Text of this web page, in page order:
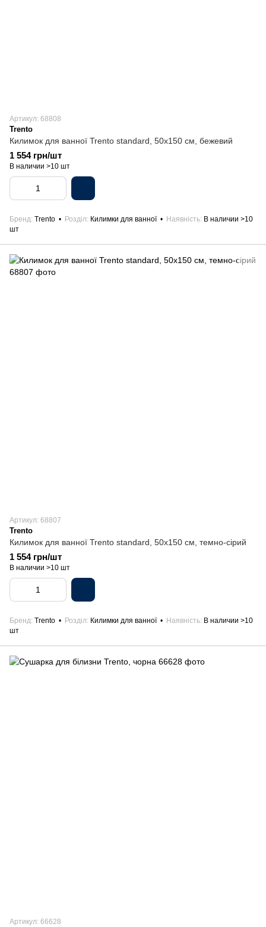
Артикул: 68808
Trento
Килимок для ванної Trento standard, 50х150 см, бежевий
1 554 грн/шт
В наличии >10 шт
Бренд Trento Розділ Килимки для ванної Наявність В наличии >10
шт
Артикул: 68807
Trento
Килимок для ванної Trento standard, 50х150 см, темно-сірий
1 554 грн/шт
В наличии >10 шт
Бренд Trento Розділ Килимки для ванної Наявність В наличии >10
шт
Артикул: 66628